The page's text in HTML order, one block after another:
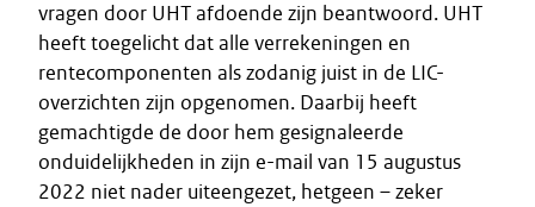
vragen door UHT afdoende zijn beantwoord. UHT
heeft toegelicht dat alle verrekeningen en
rentecomponenten als zodanig juist in de LIC-
overzichten zijn opgenomen. Daarbij heeft
gemachtigde de door hem gesignaleerde
onduidelijkheden in zijn e-mail van 15 augustus
2022 niet nader uiteengezet, hetgeen – zeker